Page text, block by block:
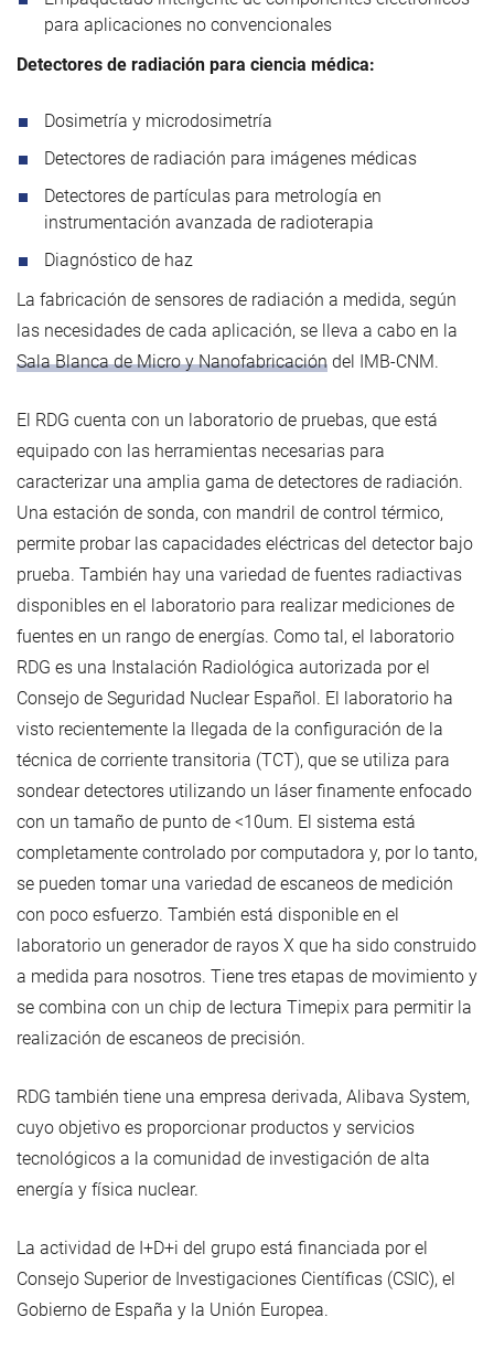
para aplicaciones no convencionales
Detectores de radiación para ciencia médica:
Dosimetría y microdosimetría
Detectores de radiación para imágenes médicas
Detectores de partículas para metrología en
instrumentación avanzada de radioterapia
Diagnóstico de haz
La fabricación de sensores de radiación a medida, según
las necesidades de cada aplicación, se lleva a cabo en la
Sala Blanca de Micro y Nanofabricación del IMB-CNM.
El RDG cuenta con un laboratorio de pruebas, que está
equipado con las herramientas necesarias para
caracterizar una amplia gama de detectores de radiación.
Una estación de sonda, con mandril de control térmico,
permite probar las capacidades eléctricas del detector bajo
prueba. También hay una variedad de fuentes radiactivas
disponibles en el laboratorio para realizar mediciones de
fuentes en un rango de energías. Como tal, el laboratorio
RDG es una Instalación Radiológica autorizada por el
Consejo de Seguridad Nuclear Español. El laboratorio ha
visto recientemente la llegada de la configuración de la
técnica de corriente transitoria (TCT), que se utiliza para
sondear detectores utilizando un láser finamente enfocado
con un tamaño de punto de <10um. El sistema está
completamente controlado por computadora y, por lo tanto,
se pueden tomar una variedad de escaneos de medición
con poco esfuerzo. También está disponible en el
laboratorio un generador de rayos X que ha sido construido
a medida para nosotros. Tiene tres etapas de movimiento y
se combina con un chip de lectura Timepix para permitir la
realización de escaneos de precisión.
RDG también tiene una empresa derivada, Alibava System,
cuyo objetivo es proporcionar productos y servicios
tecnológicos a la comunidad de investigación de alta
energía y física nuclear.
La actividad de I+D+i del grupo está financiada por el
Consejo Superior de Investigaciones Científicas (CSIC), el
Gobierno de España y la Unión Europea.